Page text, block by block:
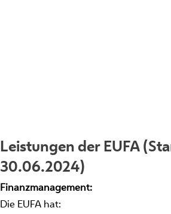
Leistungen der EUFA
30.06.2024)
Finanzmanagement:
Die EUFA hat: